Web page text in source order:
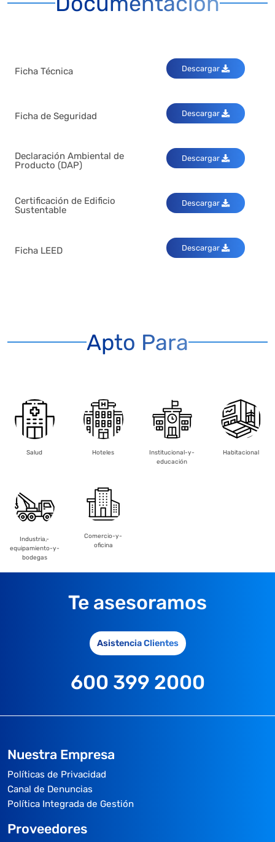
Ficha Técnica Descargar
Ficha de Seguridad Descargar
Declaración Ambiental de
Producto (DAP)
Descargar
Certificación de Edificio
Sustentable
Descargar
Ficha LEED Descargar
Apto Para
Salud Hoteles
Institucional-y-
educación
Habitacional
Industria,-
equipamiento-y-
bodegas
Comercio-y-
oficina
Te asesoramos
Asistencia Clientes
600 399 2000
Nuestra Empresa
Políticas de Privacidad
Canal de Denuncias
Política Integrada de Gestión
Proveedores